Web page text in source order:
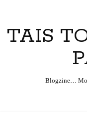
TAIS
Blogzine…